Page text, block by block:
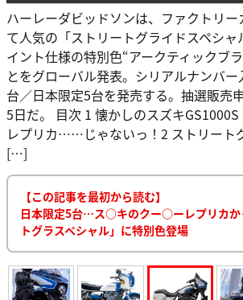
ハーレーダビッドソンは、ファクトリ
て人気の「ストリートグライドスペシ
イント仕様の特別色“アークティックブ
とをグローバル発表。シリアルナンバ
台／日本限定5台を発売する。抽選販売
5日だ。 目次 1 懐かしのスズキ
レプリカ……じゃないっ！2 ストリート
[…]
【この記事を最初から読む】
日本限定5台…ス○キのクー○ーレプリカか
トグラスペシャル」に特別色登場